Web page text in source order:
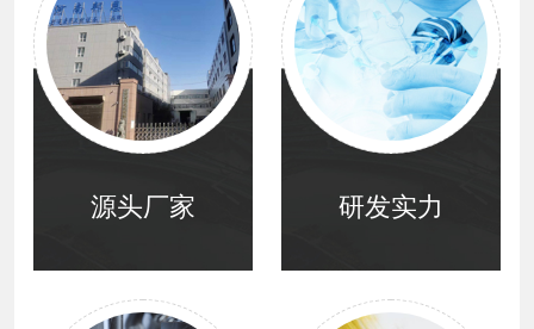
源头厂家 研发实力